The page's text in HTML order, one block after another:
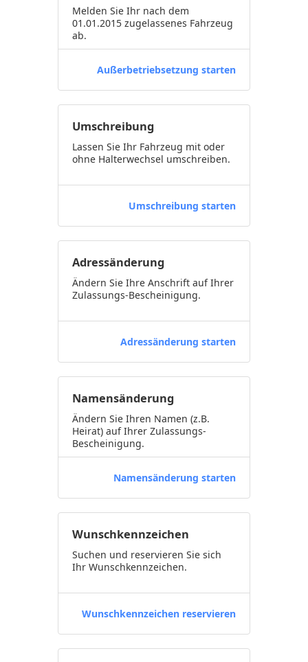
Melden Sie Ihr nach dem
01.01.2015 zugelassenes Fahrzeug
ab.
Außerbetriebsetzung starten
Umschreibung
Lassen Sie Ihr Fahrzeug mit oder
ohne Halterwechsel umschreiben.
Umschreibung starten
Adressänderung
Ändern Sie Ihre Anschrift auf Ihrer
Zulassungs-Bescheinigung.
Adressänderung starten
Namensänderung
Ändern Sie Ihren Namen (z.B.
Heirat) auf Ihrer Zulassungs-
Bescheinigung.
Namensänderung starten
Wunschkennzeichen
Suchen und reservieren Sie sich
Ihr Wunschkennzeichen.
Wunschkennzeichen reservieren